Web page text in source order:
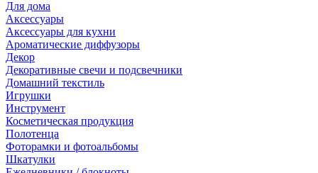
Для дома
Аксессуары
Аксессуары для кухни
Ароматические диффузоры
Декор
Декоративные свечи и подсвечники
Домашний текстиль
Игрушки
Инструмент
Косметическая продукция
Полотенца
Фоторамки и фотоальбомы
Шкатулки